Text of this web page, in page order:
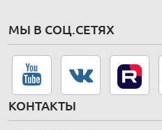
МЫ В СОЦ.СЕТЯХ
КОНТАКТЫ